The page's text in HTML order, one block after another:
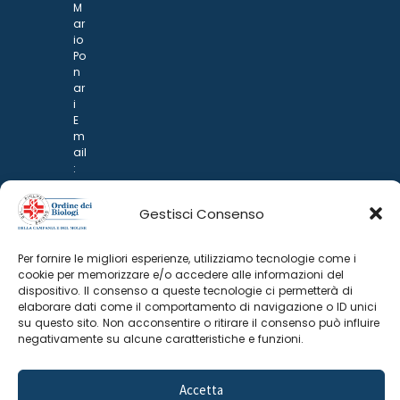
Gestisci Consenso
Per fornire le migliori esperienze, utilizziamo tecnologie come i
cookie per memorizzare e/o accedere alle informazioni del
dispositivo. Il consenso a queste tecnologie ci permetterà di
elaborare dati come il comportamento di navigazione o ID unici
su questo sito. Non acconsentire o ritirare il consenso può influire
negativamente su alcune caratteristiche e funzioni.
Accetta
M
ar
io
Po
n
ar
i
E
m
ail
:
rp
d
@
p
n
ar
i.it